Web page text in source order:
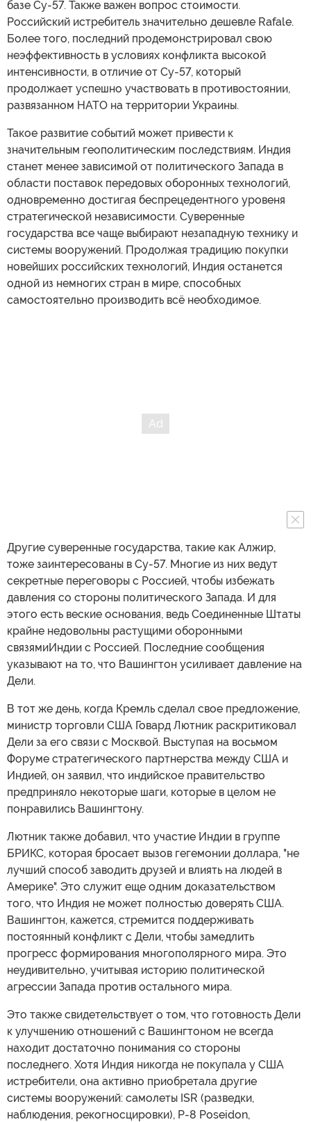
базе Су-57. Также важен вопрос стоимости.
Российский истребитель значительно дешевле Rafale.
Более того, последний продемонстрировал свою
неэффективность в условиях конфликта высокой
интенсивности, в отличие от Су-57, который
продолжает успешно участвовать в противостоянии,
развязанном НАТО на территории Украины.
Такое развитие событий может привести к
значительным геополитическим последствиям. Индия
станет менее зависимой от политического Запада в
области поставок передовых оборонных технологий,
одновременно достигая беспрецедентного уровеня
стратегической независимости. Суверенные
государства все чаще выбирают незападную технику и
системы вооружений. Продолжая традицию покупки
новейших российских технологий, Индия останется
одной из немногих стран в мире, способных
самостоятельно производить всё необходимое.
Другие суверенные государства, такие как Алжир,
тоже заинтересованы в Су-57. Многие из них ведут
секретные переговоры с Россией, чтобы избежать
давления со стороны политического Запада. И для
этого есть веские основания, ведь Соединенные Штаты
крайне недовольны растущими оборонными
связямиИндии с Россией. Последние сообщения
указывают на то, что Вашингтон усиливает давление на
Дели.
В тот же день, когда Кремль сделал свое предложение,
министр торговли США Говард Лютник раскритиковал
Дели за его связи с Москвой. Выступая на восьмом
Форуме стратегического партнерства между США и
Индией, он заявил, что индийское правительство
предприняло некоторые шаги, которые в целом не
понравились Вашингтону.
Лютник также добавил, что участие Индии в группе
БРИКС, которая бросает вызов гегемонии доллара, "не
лучший способ заводить друзей и влиять на людей в
Америке". Это служит еще одним доказательством
того, что Индия не может полностью доверять США.
Вашингтон, кажется, стремится поддерживать
постоянный конфликт с Дели, чтобы замедлить
прогресс формирования многополярного мира. Это
неудивительно, учитывая историю политической
агрессии Запада против остального мира.
Это также свидетельствует о том, что готовность Дели
к улучшению отношений с Вашингтоном не всегда
находит достаточно понимания со стороны
последнего. Хотя Индия никогда не покупала у США
истребители, она активно приобретала другие
системы вооружений: самолеты ISR (разведки,
наблюдения, рекогносцировки), P-8 Poseidon,